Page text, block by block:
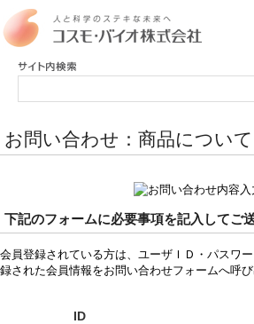
お問い合わせ：商品について
下記のフォームに必要事項を記入してご
会員登録されている方は、ユーザＩＤ・パスワ
録された会員情報をお問い合わせフォームへ呼び
ID